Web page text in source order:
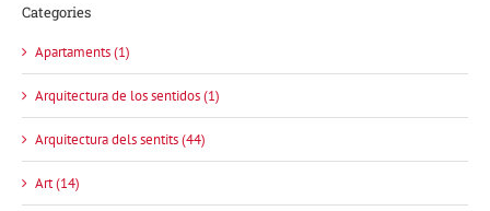
Categories
Apartaments (1)
Arquitectura de los sentidos (1)
Arquitectura dels sentits (44)
Art (14)